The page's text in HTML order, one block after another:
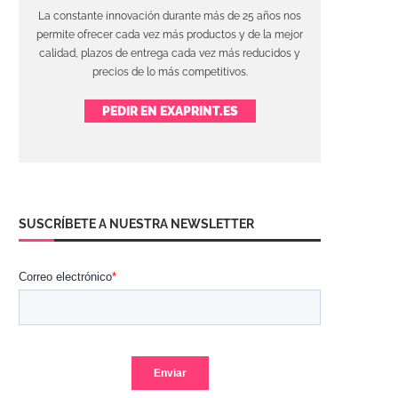
La constante innovación durante más de 25 años nos
permite ofrecer cada vez más productos y de la mejor
calidad, plazos de entrega cada vez más reducidos y
precios de lo más competitivos.
PEDIR EN EXAPRINT.ES
SUSCRÍBETE A NUESTRA NEWSLETTER